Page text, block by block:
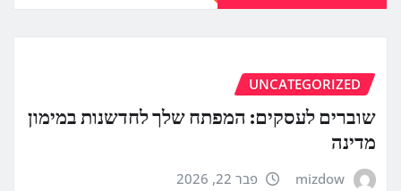
UNCATEGORIZED
שוברים לעסקים: המפתח שלך לחדשנות במימון
מדינה
mizdow פבר 22, 2026